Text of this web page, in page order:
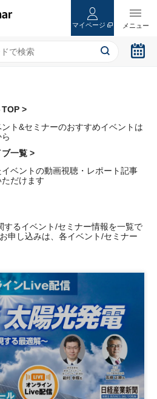
マイページ
TOP >
ント&セミナーのおすすめイベントは
一覧 >
ベントの動画視聴・レポート記事
だけます
するイベント/セミナー情報を一覧で
申し込みは、各イベント/セミナー